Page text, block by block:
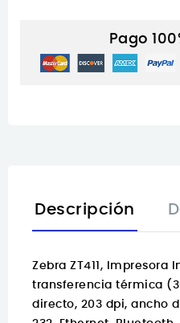
Pago
Descripción
Zebra ZT411, Impresora
transferencia térmica
directo, 203 dpi, ancho